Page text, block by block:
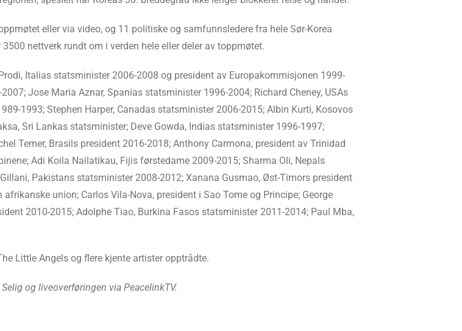
eller via video, og 11 politiske og samfunnsledere fra hele Sør-Korea
nettverk rundt om i verden hele eller deler av toppmøtet.
Italias statsminister 2006-2008 og president av Europakommisjonen 1999-
Jose Maria Aznar, Spanias statsminister 1996-2004; Richard Cheney, USAs
1993; Stephen Harper, Canadas statsminister 2006-2015; Albin Kurti, Kosovos
Sri Lankas statsminister; Deve Gowda, Indias statsminister 1996-1997;
Temer, Brasils president 2016-2018; Anthony Carmona, president av Trinidad
Adi Koila Nailatikau, Fijis førstedame 2009-2015; Sharma Oli, Nepals
Pakistans statsminister 2008-2012; Xanana Gusmao, Øst-Timors president
union; Carlos Vila-Nova, president i Sao Tome og Principe; George
2010-2015; Adolphe Tiao, Burkina Fasos statsminister 2011-2014; Paul Mba,
Little Angels og flere kjente artister opptrådte.
og liveoverføringen via PeacelinkTV.